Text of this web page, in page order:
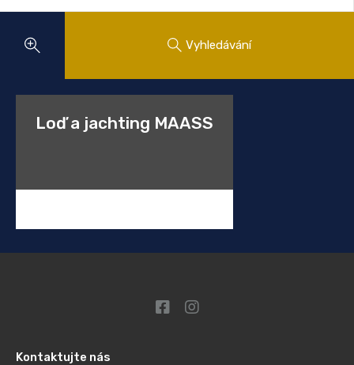
Vyhledávání
Loď a jachting MAASS
Kontaktujte nás